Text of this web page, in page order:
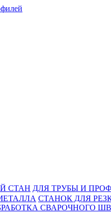
СТАН ДЛЯ ТРУБЫ И
СТАНОК ДЛЯ
СВАРОЧНОГО